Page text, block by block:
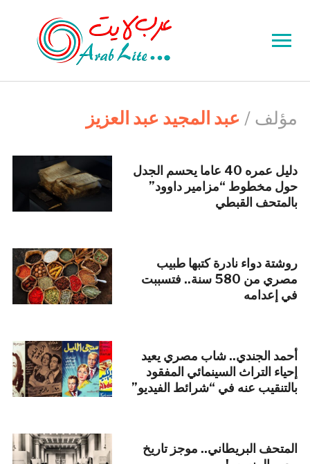
Toggle
navigationمؤلف / عبد المجيد عبد العزيز
دليل عمره 40 عاما يحسم الجدل
حول مخطوط “مزامير داوود”
بالمتحف القبطي
روشتة دواء نادرة كتبها طبيب
مصري من 580 سنة.. فتسببت
في إعدامه
أحمد الجندي.. شاب مصري يعيد
إحياء التراث السينمائي المفقود
بالتنقيب عنه في “شرائط الفيديو”
المتحف البريطاني.. موجز تاريخ